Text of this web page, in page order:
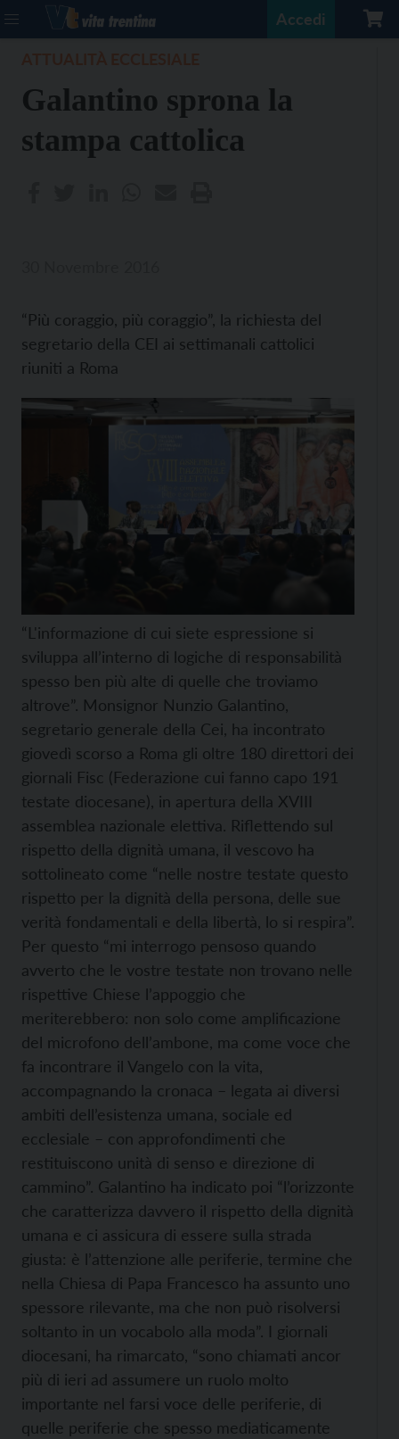
Accedi
Galantino sprona la
stampa cattolica
“Più coraggio, più coraggio”, la richiesta del
segretario della CEI ai settimanali cattolici
riuniti a Roma
“L'informazione di cui siete espressione si
sviluppa all’interno di logiche di responsabilità
spesso ben più alte di quelle che troviamo
altrove”. Monsignor Nunzio Galantino,
segretario generale della Cei, ha incontrato
giovedì scorso a Roma gli oltre 180 direttori dei
giornali Fisc (Federazione cui fanno capo 191
testate diocesane), in apertura della XVIII
assemblea nazionale elettiva. Riflettendo sul
rispetto della dignità umana, il vescovo ha
sottolineato come “nelle nostre testate questo
rispetto per la dignità della persona, delle sue
verità fondamentali e della libertà, lo si respira”.
Per questo “mi interrogo pensoso quando
avverto che le vostre testate non trovano nelle
rispettive Chiese l’appoggio che
meriterebbero: non solo come amplificazione
del microfono dell’ambone, ma come voce che
fa incontrare il Vangelo con la vita,
accompagnando la cronaca – legata ai diversi
ambiti dell’esistenza umana, sociale ed
ecclesiale – con approfondimenti che
restituiscono unità di senso e direzione di
cammino”. Galantino ha indicato poi “l’orizzonte
che caratterizza davvero il rispetto della dignità
umana e ci assicura di essere sulla strada
giusta: è l’attenzione alle periferie, termine che
nella Chiesa di Papa Francesco ha assunto uno
spessore rilevante, ma che non può risolversi
soltanto in un vocabolo alla moda”. I giornali
diocesani, ha rimarcato, “sono chiamati ancor
più di ieri ad assumere un ruolo molto
importante nel farsi voce delle periferie, di
quelle periferie che spesso mediaticamente